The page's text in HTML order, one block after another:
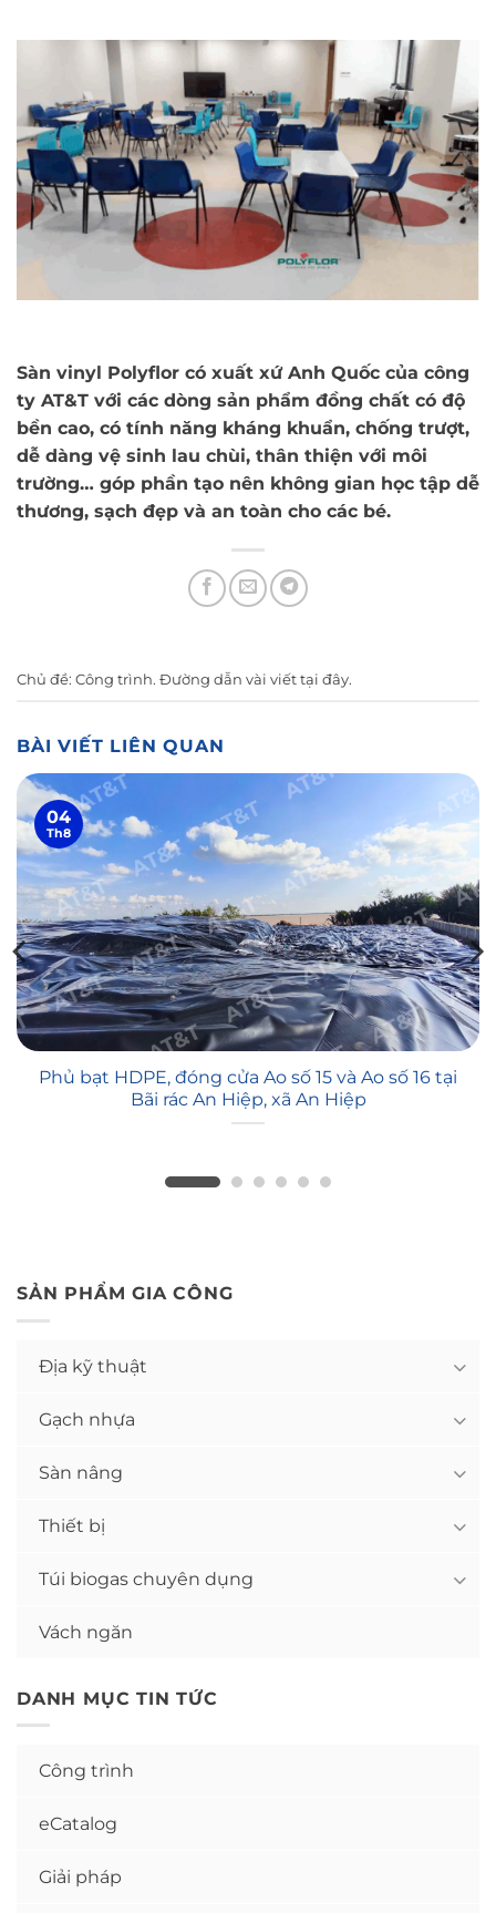
Sàn vinyl Polyflor có xuất xứ Anh Quốc của công
ty AT&T với các dòng sản phẩm đồng chất có độ
bền cao, có tính năng kháng khuẩn, chống trượt,
dễ dàng vệ sinh lau chùi, thân thiện với môi
trường… góp phần tạo nên không gian học tập dễ
thương, sạch đẹp và an toàn cho các bé.
Chủ đề: Công trình. Đường dẫn vài viết tại đây.
BÀI VIẾT LIÊN QUAN
Phủ bạt HDPE, đóng cửa Ao số 15 và Ao số 16 tại
Bãi rác An Hiệp, xã An Hiệp
04
Th8
SẢN PHẨM GIA CÔNG
Địa kỹ thuật
Gạch nhựa
Sàn nâng
Thiết bị
Túi biogas chuyên dụng
Vách ngăn
DANH MỤC TIN TỨC
Công trình
eCatalog
Giải pháp